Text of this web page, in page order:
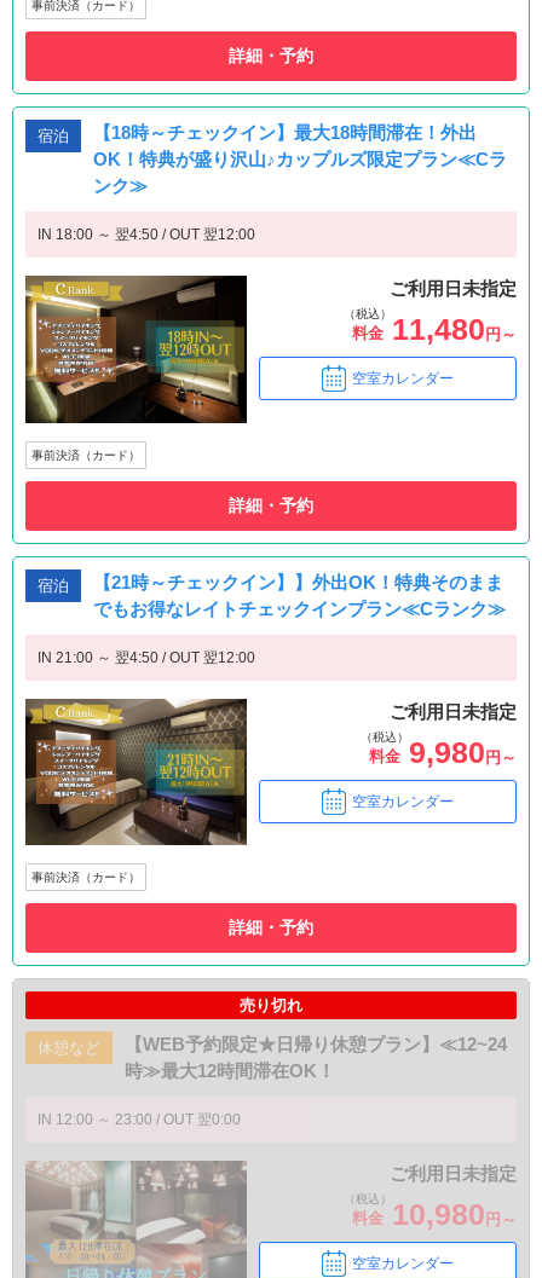
事前決済（カード）
詳細・予約
宿泊
【18時～チェックイン】最大18時間滞在！外出
OK！特典が盛り沢山♪カップルズ限定プラン≪Cラ
ンク≫
IN 18:00 ～ 翌4:50 / OUT 翌12:00
ご利用日未指定
（税込）
料金 11,480 円～
空室カレンダー
事前決済（カード）
詳細・予約
宿泊
【21時～チェックイン】】外出OK！特典そのまま
でもお得なレイトチェックインプラン≪Cランク≫
IN 21:00 ～ 翌4:50 / OUT 翌12:00
ご利用日未指定
（税込）
料金 9,980円～
空室カレンダー
事前決済（カード）
詳細・予約
売り切れ
休憩など
【WEB予約限定★日帰り休憩プラン】≪12~24
時≫最大12時間滞在OK！
IN 12:00 ～ 23:00 / OUT 翌0:00
ご利用日未指定
（税込）
料金 10,980 円～
空室カレンダー